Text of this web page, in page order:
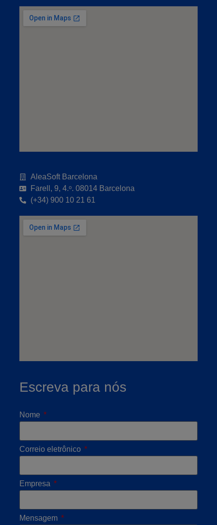
AleaSoft Barcelona
Farell, 9, 4.ᵒ. 08014 Barcelona
(+34) 900 10 21 61
Escreva para nós
Nome
Correio eletrônico
Empresa
Mensagem